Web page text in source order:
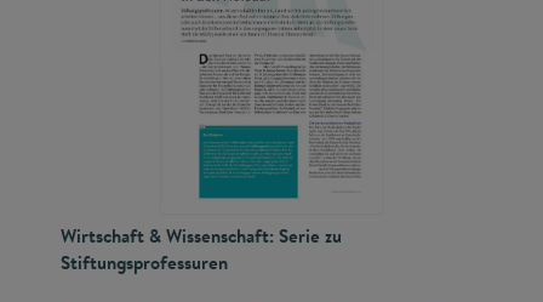
Wirtschaft & Wissenschaft: Serie zu
Stiftungsprofessuren